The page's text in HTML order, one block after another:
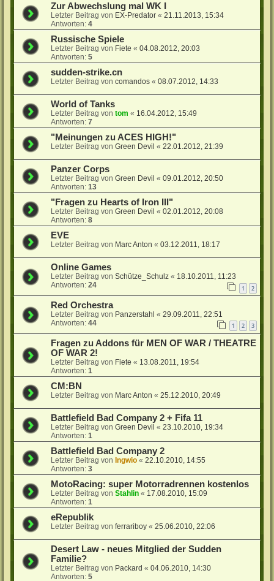
Zur Abwechslung mal WK I
Letzter Beitrag von EX-Predator «21.11.2013, 15:34
Antworten:4
Russische Spiele
Letzter Beitrag von Fiete «04.08.2012, 20:03
Antworten:5
sudden-strike.cn
Letzter Beitrag voncomandos «08.07.2012, 14:33
World of Tanks
Letzter Beitrag vontom « 16.04.2012, 15:49
Antworten:7
"Meinungen zu ACES HIGH!"
Letzter Beitrag vonGreen Devil «22.01.2012, 21:39
Panzer Corps
Letzter Beitrag vonGreen Devil «09.01.2012, 20:50
Antworten:13
"Fragen zu Hearts of Iron III"
Letzter Beitrag vonGreen Devil «02.01.2012, 20:08
Antworten:8
EVE
Letzter Beitrag von Marc Anton «03.12.2011, 18:17
Online Games
Letzter Beitrag vonSchütze_Schulz « 18.10.2011, 11:23
Antworten:24 1 2
Red Orchestra
Letzter Beitrag von Panzerstahl «29.09.2011, 22:51
Antworten:44 1 2 3
Fragen zu Addons für MEN OF WAR / THEATRE
OF WAR 2!
Letzter Beitrag von Fiete « 13.08.2011, 19:54
Antworten:1
CM:BN
Letzter Beitrag von Marc Anton «25.12.2010, 20:49
Battlefield Bad Company 2 + Fifa 11
Letzter Beitrag vonGreen Devil «23.10.2010, 19:34
Antworten:1
Battlefield Bad Company 2
Letzter Beitrag vonIngwio «22.10.2010, 14:55
Antworten:3
MotoRacing: super Motorradrennen kostenlos
Letzter Beitrag vonStahlin « 17.08.2010, 15:09
Antworten:1
eRepublik
Letzter Beitrag vonferrariboy «25.06.2010, 22:06
Desert Law - neues Mitglied der Sudden
Familie?
Letzter Beitrag von Packard «04.06.2010, 14:30
Antworten:5